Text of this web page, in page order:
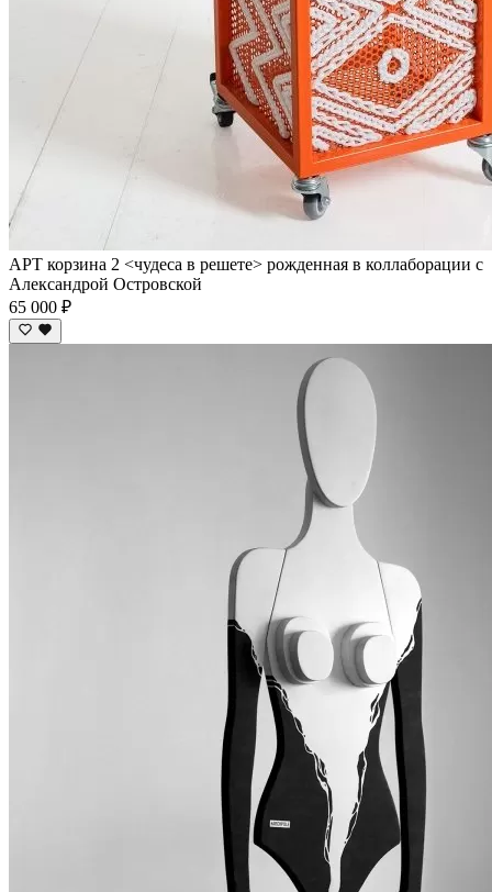
АРТ корзина 2 <чудеса в решете> рожденная в коллаборации с
Александрой Островской
65 000 ₽